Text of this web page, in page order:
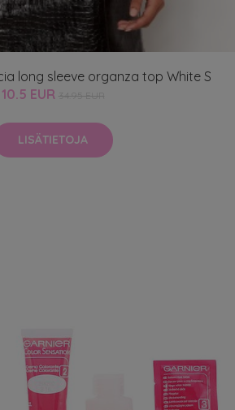
long sleeve organza top White S
10.5 EUR
LISÄTIETOJA